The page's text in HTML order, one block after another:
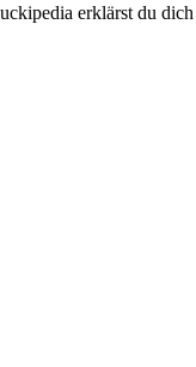
erklärst du